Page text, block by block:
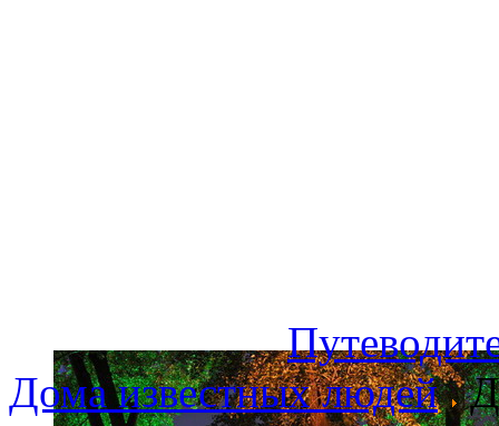
Дома известных людей